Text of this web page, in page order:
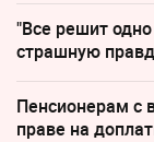
"Все решит
страшную
Пенсионерам с
праве на